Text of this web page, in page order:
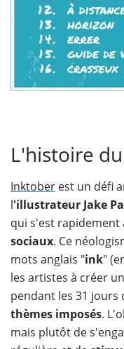
L'histoire
Inktober est un défi
l'illustrateur Jake
qui s'est rapidement
sociaux. Ce
mots anglais "ink"
les artistes à créer un
pendant les 31
thèmes imposés.
mais plutôt de